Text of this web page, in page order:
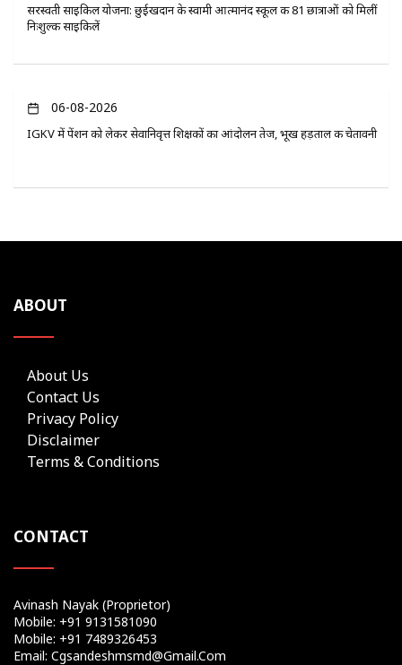
सरस्वती साइकिल योजना: छुईखदान के स्वामी आत्मानंद स्कूल की 81 छात्राओं को मिलीं
निःशुल्क साइकिलें
06-08-2026
IGKV में पेंशन को लेकर सेवानिवृत्त शिक्षकों का आंदोलन तेज, भूख हड़ताल की चेतावनी
ABOUT
About Us
Contact Us
Privacy Policy
Disclaimer
Terms & Conditions
CONTACT
Avinash Nayak (Proprietor)
Mobile: +91 9131581090
Mobile: +91 7489326453
Email: Cgsandeshmsmd@gmail.com